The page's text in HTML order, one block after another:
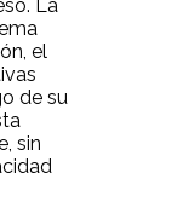
La
el
de su
sin